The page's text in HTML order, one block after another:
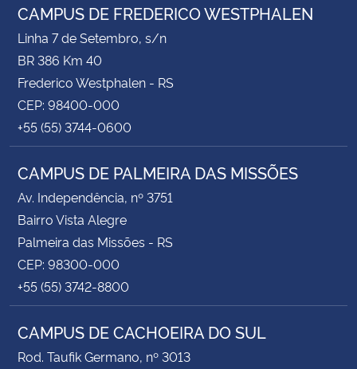
CAMPUS DE FREDERICO WESTPHALEN
Linha 7 de Setembro, s/n
BR 386 Km 40
Frederico Westphalen - RS
CEP: 98400-000
+55 (55) 3744-0600
CAMPUS DE PALMEIRA DAS MISSÕES
Av. Independência, nº 3751
Bairro Vista Alegre
Palmeira das Missões - RS
CEP: 98300-000
+55 (55) 3742-8800
CAMPUS DE CACHOEIRA DO SUL
Rod. Taufik Germano, nº 3013